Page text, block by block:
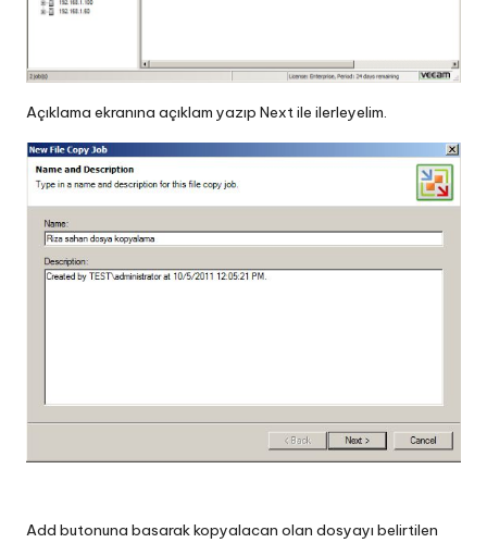
Açıklama ekranına açıklam yazıp Next ile ilerleyelim.
Add butonuna basarak kopyalacan olan dosyayı belirtilen